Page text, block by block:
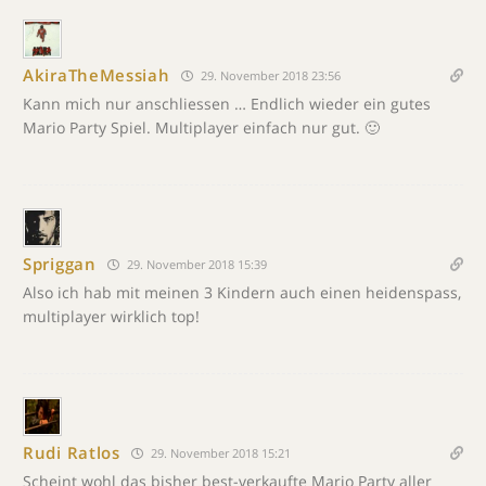
AkiraTheMessiah 29. November 2018 23:56
Kann mich nur anschliessen … Endlich wieder ein gutes
Mario Party Spiel. Multiplayer einfach nur gut. 🙂
Spriggan 29. November 2018 15:39
Also ich hab mit meinen 3 Kindern auch einen heidenspass,
multiplayer wirklich top!
Rudi Ratlos 29. November 2018 15:21
Scheint wohl das bisher best-verkaufte Mario Party aller